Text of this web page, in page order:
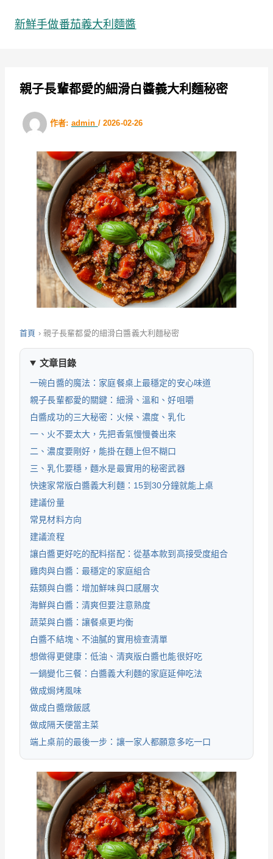
新鮮手做番茄義大利麵醬
親子長輩都愛的細滑白醬義大利麵秘密
作者: admin / 2026-02-26
首頁 › 親子長輩都愛的細滑白醬義大利麵秘密
文章目錄
一碗白醬的魔法：家庭餐桌上最穩定的安心味道
親子長輩都愛的關鍵：細滑、溫和、好咀嚼
白醬成功的三大秘密：火候、濃度、乳化
一、火不要太大，先把香氣慢慢養出來
二、濃度要剛好，能掛在麵上但不糊口
三、乳化要穩，麵水是最實用的秘密武器
快速家常版白醬義大利麵：15到30分鐘就能上桌
建議份量
常見材料方向
建議流程
讓白醬更好吃的配料搭配：從基本款到高接受度組合
雞肉與白醬：最穩定的家庭組合
菇類與白醬：增加鮮味與口感層次
海鮮與白醬：清爽但要注意熟度
蔬菜與白醬：讓餐桌更均衡
白醬不結塊、不油膩的實用檢查清單
想做得更健康：低油、清爽版白醬也能很好吃
一鍋變化三餐：白醬義大利麵的家庭延伸吃法
做成焗烤風味
做成白醬燉飯感
做成隔天便當主菜
端上桌前的最後一步：讓一家人都願意多吃一口